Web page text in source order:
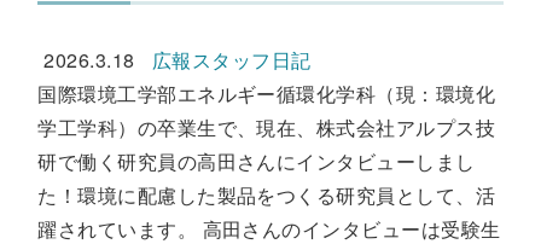
2026.3.18
広報スタッフ日記
国際環境工学部エネルギー循環化学科（現：環境化
学工学科）の卒業生で、現在、株式会社アルプス技
研で働く研究員の高田さんにインタビューしまし
た！環境に配慮した製品をつくる研究員として、活
躍されています。 高田さんのインタビューは受験生